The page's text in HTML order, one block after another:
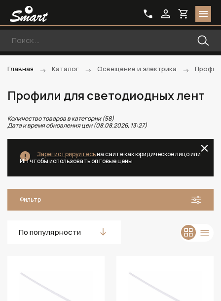
Главная Каталог Освещение и электрика
Профили для светодиодных лент
Количество товаров в категории (58)
Дата и время обновления цен (08.08.2026, 13:27)
Зарегистрируйтесьна сайте как юридическое лицо или
ИП чтобы использовать оптовые цены
Фильтр
По популярности